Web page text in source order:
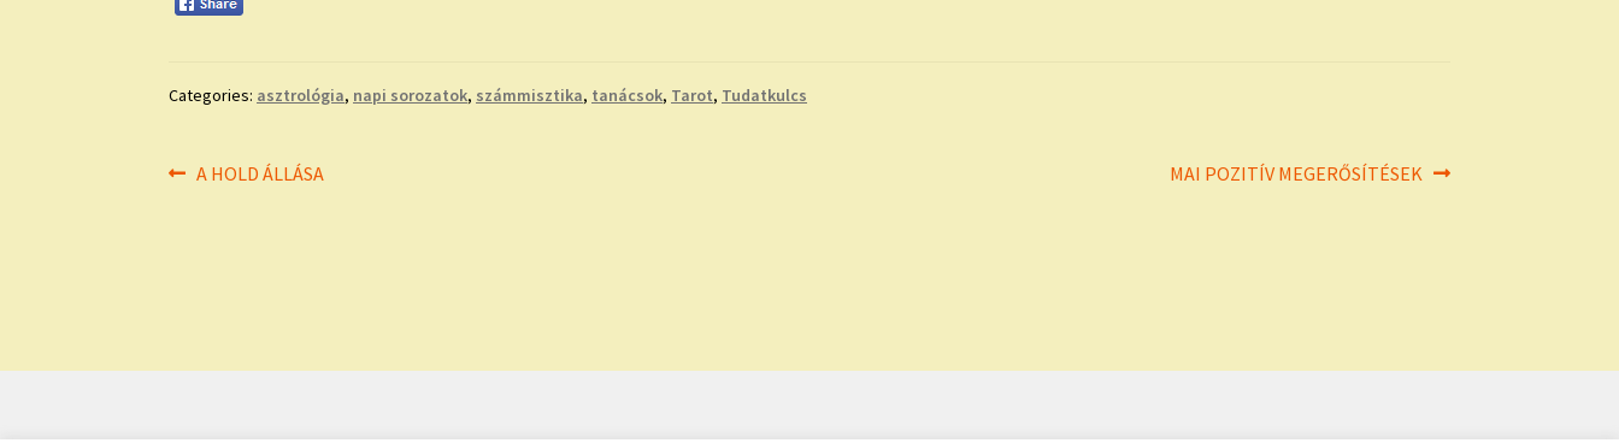
Categories: asztrológia, napi sorozatok, számmisztika, tanácsok, Tarot, Tudatkulcs
Bejegyzés
Previous
A HOLD ÁLLÁSA
Next
MAI POZITÍV MEGERŐSÍTÉSEK